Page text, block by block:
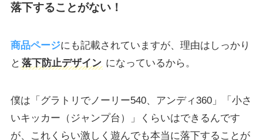
落下することがない！
商品ページにも記載されていますが、理由はしっかり
と 落下防止デザイン になっているから。
僕は「グラトリでノーリー540、アンディ360」「小さ
いキッカー（ジャンプ台）」くらいはできるんです
が、これくらい激しく遊んでも本当に落下することが